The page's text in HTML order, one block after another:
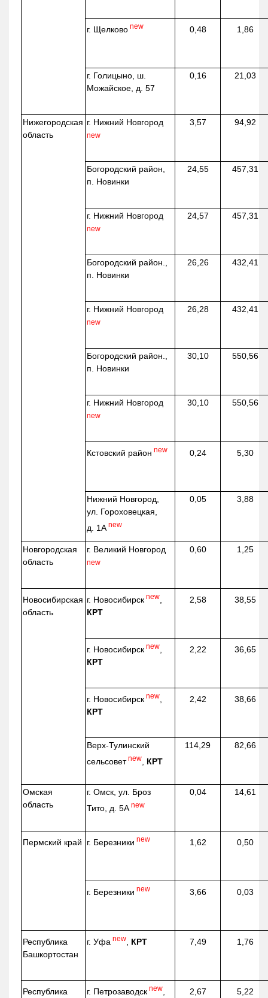
г. Щелково new 0,48 1,86
г. Голицыно, ш.
Можайское, д. 57
0,16 21,03
Нижегородская
область
г. Нижний Новгород
new
3,57 94,92
Богородский район,
п. Новинки
24,55 457,31
г. Нижний Новгород
new
24,57 457,31
Богородский район.,
п. Новинки
26,26 432,41
г. Нижний Новгород
new
26,28 432,41
Богородский район.,
п. Новинки
30,10 550,56
г. Нижний Новгород
new
30,10 550,56
Кстовский район new 0,24 5,30
Нижний Новгород,
ул. Гороховецкая,
д. 1А new
0,05 3,88
Новгородская
область
г. Великий Новгород
new
0,60 1,25
Новосибирская
область
г. Новосибирск new
КРТ
2,58 38,55
г. Новосибирск new
КРТ
2,22 36,65
г. Новосибирск new
КРТ
2,42 38,66
Верх-Тулинский
сельсовет new КРТ
114,29 82,66
Омская
область
г. Омск, ул. Броз
Тито, д. 5А new
0,04 14,61
Пермский край г. Березники new 1,62 0,50
г. Березники new 3,66 0,03
Республика
Башкортостан
г. Уфа new КРТ 7,49 1,76
Республика г. Петрозаводск new 2,67 5,22